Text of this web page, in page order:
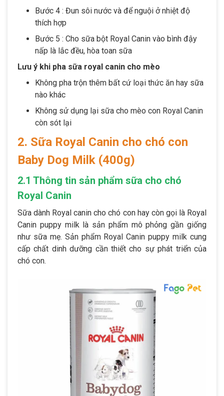
Bước 4 : Đun sôi nước và để nguội ở nhiệt độ
thích hợp
Bước 5 : Cho sữa bột Royal Canin vào bình đậy
nấp là lắc đều, hòa toan sữa
Lưu ý khi pha sữa royal canin cho mèo
Không pha trộn thêm bất cứ loại thức ăn hay sữa
nào khác
Không sử dụng lại sữa cho mèo con Royal Canin
còn sót lại
2. Sữa Royal Canin cho chó con
Baby Dog Milk (400g)
2.1 Thông tin sản phẩm sữa cho chó
Royal Canin
Sữa dành Royal canin cho chó con hay còn gọi là Royal
Canin puppy milk là sản phẩm mô phỏng gần giống
như sữa mẹ. Sản phẩm Royal Canin puppy milk cung
cấp chất dinh dưỡng cần thiết cho sự phát triển của
chó con.